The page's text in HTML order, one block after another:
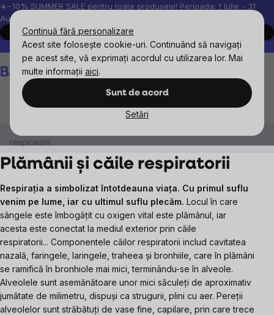
Continuă fără personalizare
Acest site folosește cookie-uri. Continuând să navigați
pe acest site, vă exprimați acordul cu utilizarea lor. Mai
multe informații aici.
Sunt de acord
Setări
Treci
la
conținut
☀️−10% SUMMER SALE pentru toate produsele! Perioada: 1 Iulie - 31
August, 2026.
Cumpără acum
Peste 200.000 de recenzii verificate
Produsele noastre sunt
Coş
de
respiratorii
Plămânii și căile respiratorii
Respirația a simbolizat întotdeauna viața. Cu primul suflu
venim pe lume, iar cu ultimul suflu plecăm. Locul în care
sângele este îmbogățit cu oxigen vital este plămânul, iar
acesta este conectat la mediul exterior prin căile
respiratorii... Componentele căilor respiratorii includ cavitatea
nazală, faringele, laringele, traheea și bronhiile, care în plămâni
se ramifică în bronhiole mai mici, terminându-se în alveole.
Alveolele sunt asemănătoare unor mici săculeți de aproximativ
jumătate de milimetru, dispuși ca strugurii, plini cu aer. Pereții
alveolelor sunt străbătuți de vase fine, capilare, prin care trece